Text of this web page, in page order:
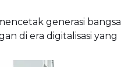
generasi bangsa
di era digitalisasi yang